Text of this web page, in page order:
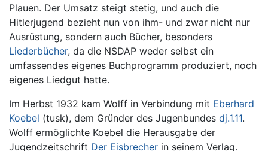
Plauen. Der Umsatz steigt stetig, und auch die
Hitlerjugend bezieht nun von ihm- und zwar nicht nur
Ausrüstung, sondern auch Bücher, besonders
Liederbücher, da die NSDAP weder selbst ein
umfassendes eigenes Buchprogramm produziert, noch
eigenes Liedgut hatte.
Im Herbst 1932 kam Wolff in Verbindung mit Eberhard
Koebel (tusk), dem Gründer des Jugenbundes dj.1.11.
Wolff ermöglichte Koebel die Herausgabe der
Jugendzeitschrift Der Eisbrecher in seinem Verlag.